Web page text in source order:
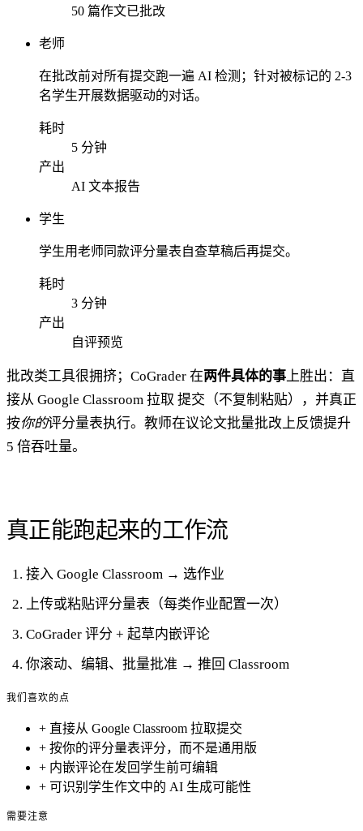
50 篇作文已批改
老师
在批改前对所有提交跑一遍 AI 检测；针对被标记的 2-3
名学生开展数据驱动的对话。
耗时
5 分钟
产出
AI 文本报告
学生
学生用老师同款评分量表自查草稿后再提交。
耗时
3 分钟
产出
自评预览
批改类工具很拥挤；CoGrader 在两件具体的事 上胜出：直
接从 Google Classroom 拉取 提交（不复制粘贴），并真正
按你的评分量表执行。教师在议论文批量批改上反馈提升
5 倍吞吐量。
真正能跑起来的工作流
接入 Google Classroom → 选作业
上传或粘贴评分量表（每类作业配置一次）
CoGrader 评分 + 起草内嵌评论
你滚动、编辑、批量批准 → 推回 Classroom
我们喜欢的点
+ 直接从 Google Classroom 拉取提交
+ 按你的评分量表评分，而不是通用版
+ 内嵌评论在发回学生前可编辑
+ 可识别学生作文中的 AI 生成可能性
需要注意